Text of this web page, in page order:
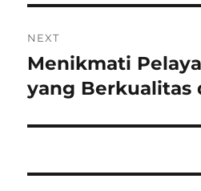
NEXT
Next
post:
Menikmati
yang Berkualitas